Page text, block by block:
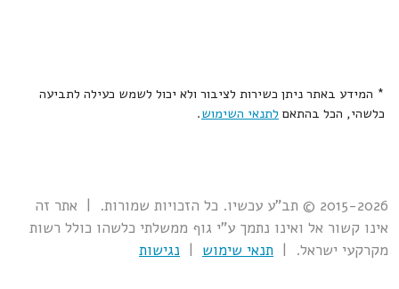
* המידע באתר ניתן כשירות לציבור ולא יכול לשמש כעילה לתביעה
כלשהי, הכל בהתאם לתנאי השימוש.
2015-2026 © תב"ע עכשיו. כל הזכויות שמורות. | אתר זה
אינו קשור אל ואינו נתמך ע"י גוף ממשלתי כלשהו כולל רשות
מקרקעי ישראל. | תנאי שימוש | נגישות